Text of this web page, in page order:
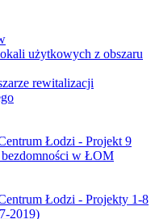
użytkowych z obszaru
rewitalizacji
Łodzi - Projekt 9
w ŁOM
Łodzi - Projekty 1-8
2019)